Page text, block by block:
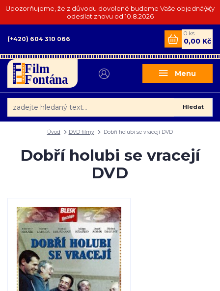
Upozorňujeme, že z důvodu dovolené budeme Vaše objednávky
odesílat znovu od 10.8.2026
Menu
Hledat
(+420) 604 310 066
0 ks
0,00 Kč
Úvod DVD filmy Dobří holubi se vracejí DVD
Dobří holubi se vracejí
DVD